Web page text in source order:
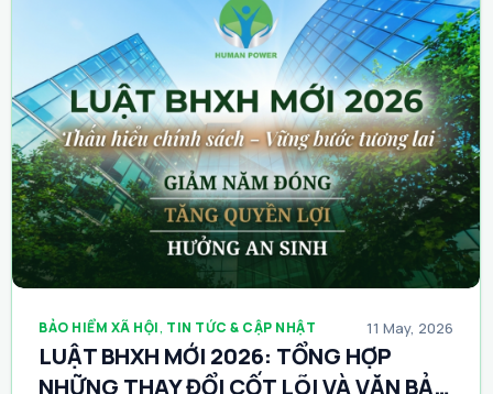
LUẬT BHXH MỚI 2026: TỔNG HỢP
NHỮNG THAY ĐỔI CỐT LÕI VÀ VĂN BẢN
11 May, 2026
BẢO HIỂM XÃ HỘI, TIN TỨC & CẬP NHẬT